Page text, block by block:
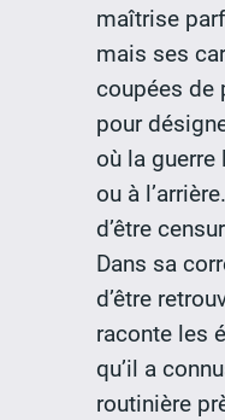
maîtrise
mais ses
coupées de
pour
où la guerre
ou à
d’être
Dans sa
d’être
raconte les
qu’il a
routinière